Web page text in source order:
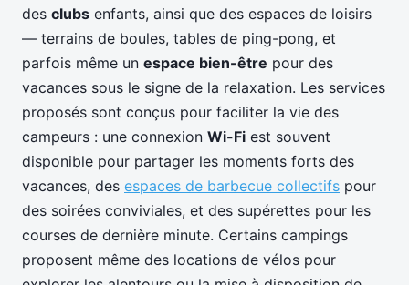
des clubs enfants, ainsi que des espaces de loisirs
— terrains de boules, tables de ping-pong, et
parfois même un espace bien-être pour des
vacances sous le signe de la relaxation. Les services
proposés sont conçus pour faciliter la vie des
campeurs : une connexion Wi-Fi est souvent
disponible pour partager les moments forts des
vacances, des espaces de barbecue collectifs pour
des soirées conviviales, et des supérettes pour les
courses de dernière minute. Certains campings
proposent même des locations de vélos pour